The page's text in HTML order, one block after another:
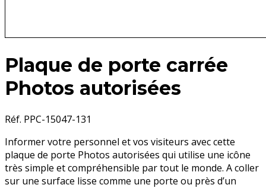
Plaque de porte carrée
Photos autorisées
Réf. PPC-15047-131
Informer votre personnel et vos visiteurs avec cette
plaque de porte Photos autorisées qui utilise une icône
très simple et compréhensible par tout le monde. A coller
sur une surface lisse comme une porte ou près d’un